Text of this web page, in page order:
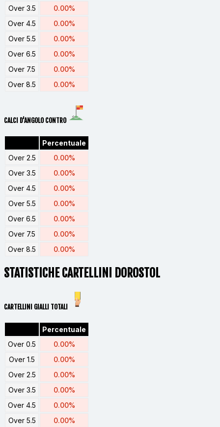
Over 3.5
0.00%
Over 4.5
0.00%
Over 5.5
0.00%
Over 6.5
0.00%
Over 7.5
0.00%
Over 8.5
0.00%
CALCI D'ANGOLO CONTRO
Percentuale
Over 2.5
0.00%
Over 3.5
0.00%
Over 4.5
0.00%
Over 5.5
0.00%
Over 6.5
0.00%
Over 7.5
0.00%
Over 8.5
0.00%
STATISTICHE CARTELLINI DOROSTOL
CARTELLINI GIALLI TOTALI
Percentuale
Over 0.5
0.00%
Over 1.5
0.00%
Over 2.5
0.00%
Over 3.5
0.00%
Over 4.5
0.00%
Over 5.5
0.00%